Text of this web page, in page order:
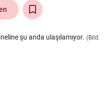
şu anda ulaşılamıyor. (Bild: